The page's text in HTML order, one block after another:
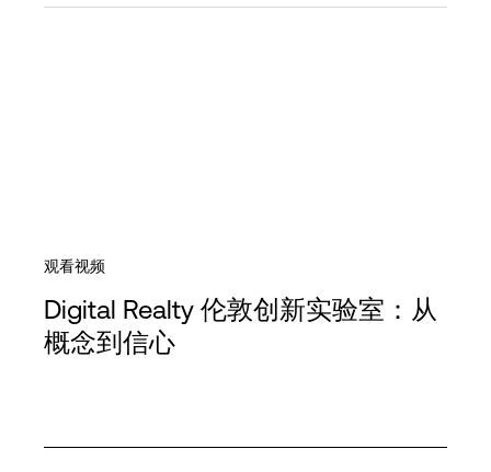
观看视频
Digital Realty 伦敦创新实验室：从
概念到信心